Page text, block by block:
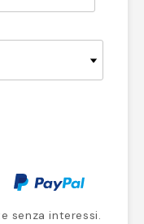
senza interessi.